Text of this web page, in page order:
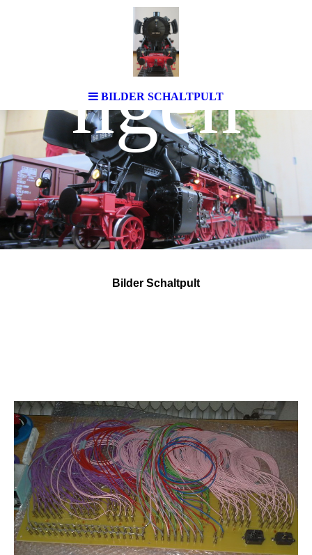
BILDER SCHALTPULT
ngen
Bilder Schaltpult